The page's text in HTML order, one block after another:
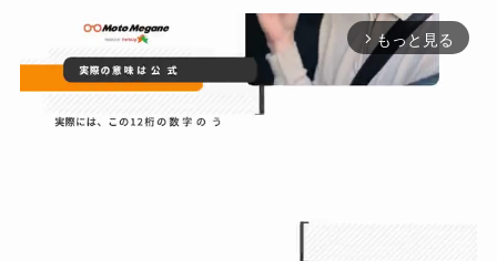
arrow_forward_ios もっと見る